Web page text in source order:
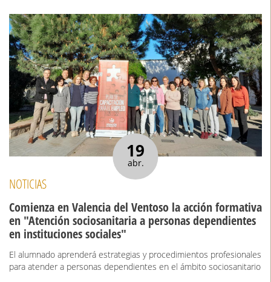
19
abr.
NOTICIAS
Comienza en Valencia del Ventoso la acción formativa
en "Atención sociosanitaria a personas dependientes
en instituciones sociales"
El alumnado aprenderá estrategias y procedimientos profesionales
para atender a personas dependientes en el ámbito sociosanitario